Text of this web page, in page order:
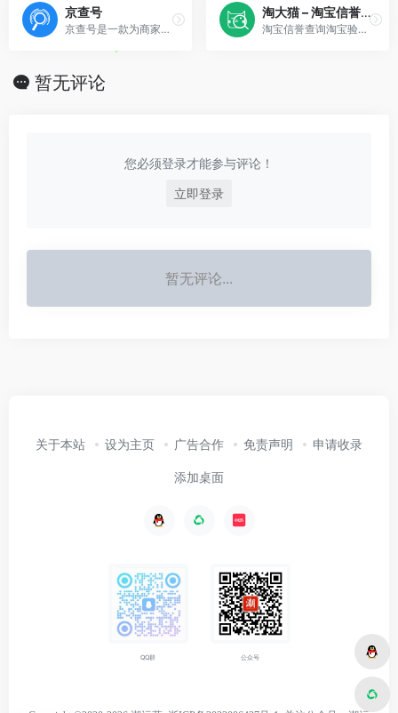
京查号
京查号是一款为商家提供买家信誉查询的工具型产品，有效排查降权黑号、评价折叠号、差评号、抽检号、恶意退款号、故意找茬号等劣质账号，净化产业生态，避免降权损失。
淘大猫 – 淘宝信誉查询
淘宝信誉查询淘宝验号工具箱,查小号淘宝极速验号,淘宝账号查询等各种淘宝周平均点数查询,淘口令二维码魔搜查询小号权重等等上,淘大猫都有它的个性，一款百万卖家工具!
暂无评论
您必须登录才能参与评论！
立即登录
暂无评论...
关于本站 设为主页 广告合作 免责声明 申请收录
添加桌面
QQ群 公众号